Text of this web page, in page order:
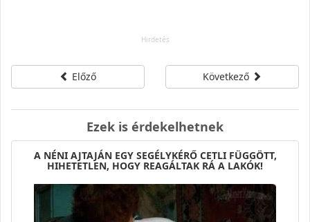
Előző Következő
Ezek is érdekelhetnek
A NÉNI AJTAJÁN EGY SEGÉLYKÉRŐ CETLI FÜGGÖTT,
HIHETETLEN, HOGY REAGÁLTAK RÁ A LAKÓK!